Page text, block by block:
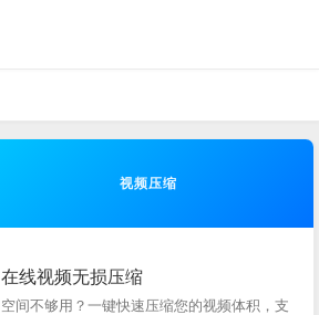
视频压缩
在线视频无损压缩
空间不够用？一键快速压缩您的视频体积，支